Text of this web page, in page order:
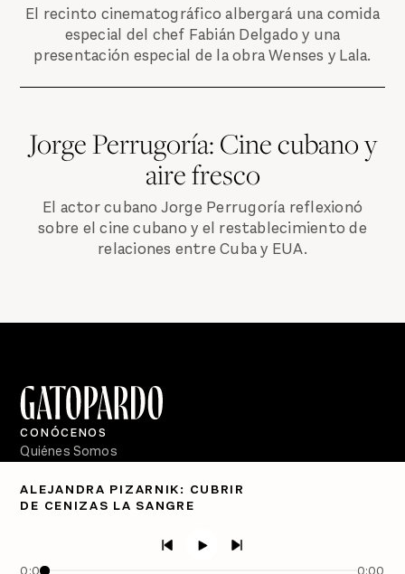
El recinto cinematográfico albergará una comida
especial del chef Fabián Delgado y una
presentación especial de la obra Wenses y Lala.
Jorge Perrugoría: Cine cubano y
aire fresco
El actor cubano Jorge Perrugoría reflexionó
sobre el cine cubano y el restablecimiento de
relaciones entre Cuba y EUA.
ALEJANDRA PIZARNIK: CUBRIR
DE CENIZAS LA SANGRE
0:00 0:00
CONÓCENOS
Quiénes Somos
PÓDCASTS